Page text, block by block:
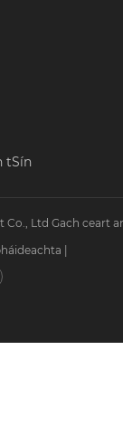
tSín
Ltd Gach ceart